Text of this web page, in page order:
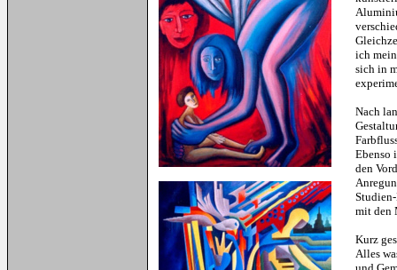
ich
sich in
Nach
Ebenso
den
mit den
Kurz
Alles